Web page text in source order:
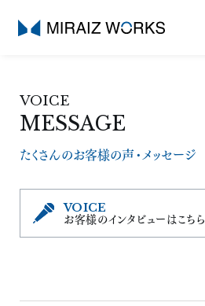
VOICE
MESSAGE
たくさんのお客様の声・メッセージ
VOICE
お客様のインタビューはこちら